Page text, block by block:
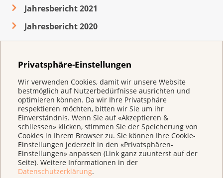
Privatsphäre-Einstellungen
Wir verwenden Cookies, damit wir unsere Website
bestmöglich auf Nutzerbedürfnisse ausrichten und
optimieren können. Da wir Ihre Privatsphäre
respektieren möchten, bitten wir Sie um ihr
Einverständnis. Wenn Sie auf «Akzeptieren &
schliessen» klicken, stimmen Sie der Speicherung von
Cookies in Ihrem Browser zu. Sie können Ihre Cookie-
Einstellungen jederzeit in den «Privatsphären-
Einstellungen» anpassen (Link ganz zuunterst auf der
Seite). Weitere Informationen in der
Datenschutzerklärung.
Jahresbericht 2021
Jahresbericht 2020
Direkt spenden
IBAN CH 95 0900 0000 3000 4843 9